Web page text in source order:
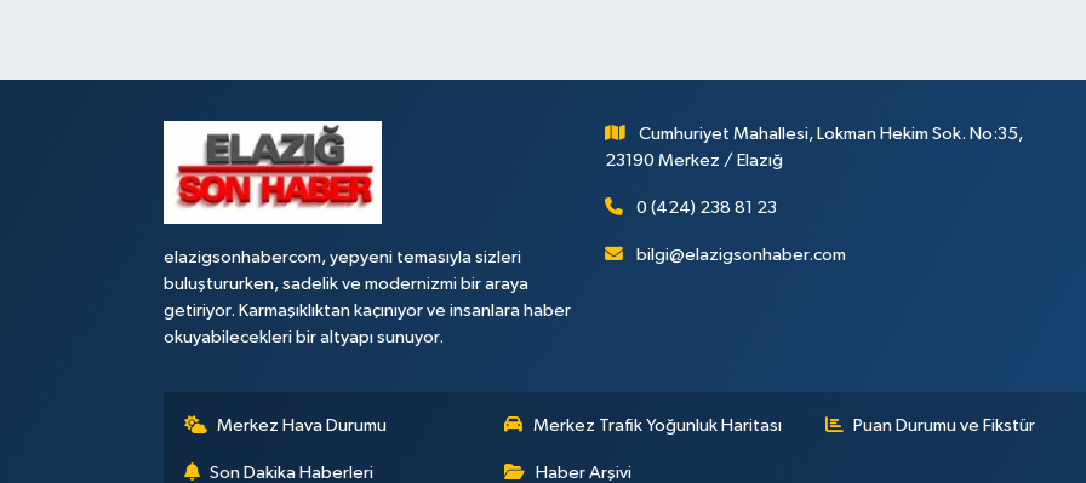
elazigsonhabercom, yepyeni temasıyla sizleri
buluştururken, sadelik ve modernizmi bir araya
getiriyor. Karmaşıklıktan kaçınıyor ve insanlara haber
okuyabilecekleri bir altyapı sunuyor.
Cumhuriyet Mahallesi, Lokman Hekim Sok. No:35,
23190 Merkez / Elazığ
0 (424) 238 81 23
bilgi@elazigsonhaber.com
Merkez Hava Durumu Merkez Trafik Yoğunluk Haritası Puan Durumu ve Fikstür
Son Dakika Haberleri Haber Arşivi